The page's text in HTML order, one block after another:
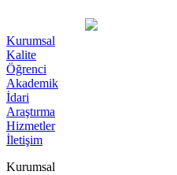
Kurumsal
Kalite
Öğrenci
Akademik
İdari
Araştırma
Hizmetler
İletişim
Kurumsal